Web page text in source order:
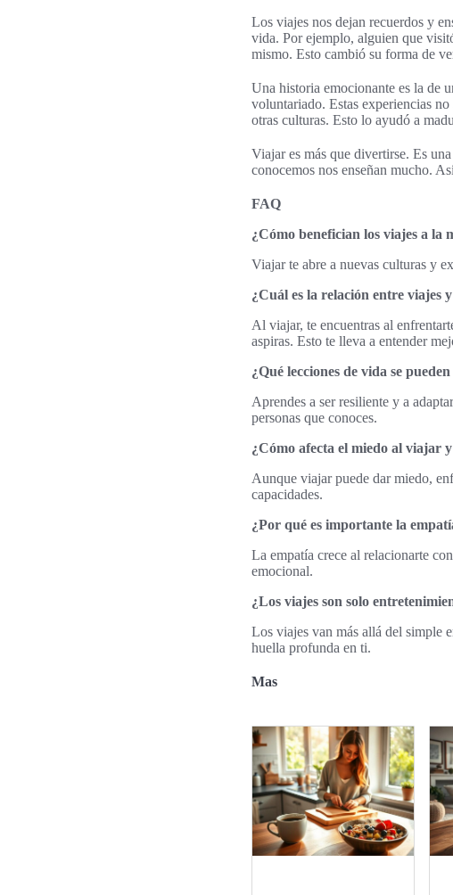
Los viajes nos dejan recuerdos y
vida. Por ejemplo, alguien que
mismo. Esto cambió su forma de
Una historia emocionante es la de
voluntariado. Estas experiencias
otras culturas. Esto lo ayudó a
Viajar es más que divertirse. Es
conocemos nos enseñan mucho.
FAQ
¿Cómo benefician los viajes a la
Viajar te abre a nuevas culturas y
¿Cuál es la relación entre viajes
Al viajar, te encuentras al
aspiras. Esto te lleva a entender
¿Qué lecciones de vida se
Aprendes a ser resiliente y a
personas que conoces.
¿Cómo afecta el miedo al viajar
Aunque viajar puede dar miedo,
capacidades.
¿Por qué es importante la
La empatía crece al relacionarte
emocional.
¿Los viajes son solo
Los viajes van más allá del simple
huella profunda en ti.
Mas